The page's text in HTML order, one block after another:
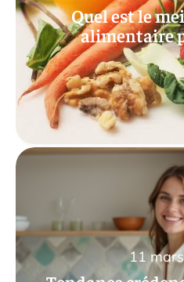
Quel est le
alimentaire
11